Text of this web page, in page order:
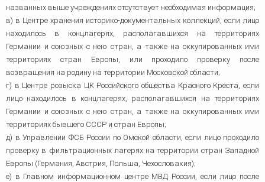
названных выше учреждениях отсутствует необходимая информация;
в) в Центре хранения историко-документальных коллекций, если лицо
находилось в концлагерях, располагавшихся на территориях
Германии и союзных с нею стран, а также на оккупированных ими
территориях стран Европы, или проходило проверку после
возвращения на родину на территории Московской области;
г) в Центре розыска ЦК Российского общества Красного Креста, если
лицо находилось в концлагерях, располагавшихся на территориях
Германии и союзных с нею стран, а также на оккупированных ими
территориях бывшего СССР и стран Европы;
д) в Управлении ФСБ России по Омской области, если лицо проходило
проверку в фильтрационных лагерях на территории стран Западной
Европы (Германия, Австрия, Польша, Чехословакия);
е) в Главном информационном центре МВД России, если лицо после